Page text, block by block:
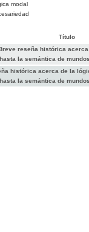
modal
Título
reseña histórica
la semántica de
histórica acerca de la
la semántica de